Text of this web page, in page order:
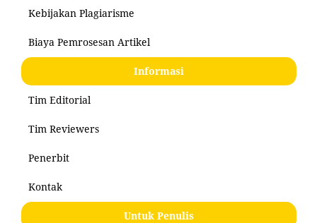
Kebijakan Plagiarisme
Biaya Pemrosesan Artikel
Informasi
Tim Editorial
Tim Reviewers
Penerbit
Kontak
Untuk Penulis